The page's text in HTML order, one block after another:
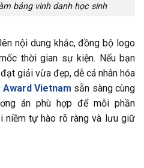
bảng vinh danh học sinh
nội dung khắc, đồng bộ logo
thời gian sự kiện. Nếu bạn
giải vừa đẹp, dễ cá nhân hóa
Award Vietnam sẵn sàng cùng
án phù hợp để mỗi phần
niềm tự hào rõ ràng và lưu giữ